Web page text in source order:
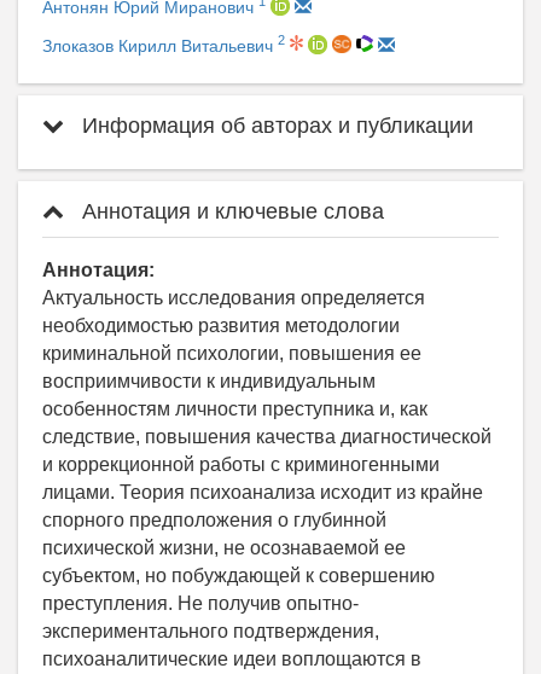
Антонян Юрий Миранович
Злоказов Кирилл Витальевич 2
Информация об авторах и публикации
Аннотация и ключевые слова
Аннотация:
Актуальность исследования определяется
необходимостью развития методологии
криминальной психологии, повышения ее
восприимчивости к индивидуальным
особенностям личности преступника и, как
следствие, повышения качества диагностической
и коррекционной работы с криминогенными
лицами. Теория психоанализа исходит из крайне
спорного предположения о глубинной
психической жизни, не осознаваемой ее
субъектом, но побуждающей к совершению
преступления. Не получив опытно-
экспериментального подтверждения,
психоаналитические идеи воплощаются в